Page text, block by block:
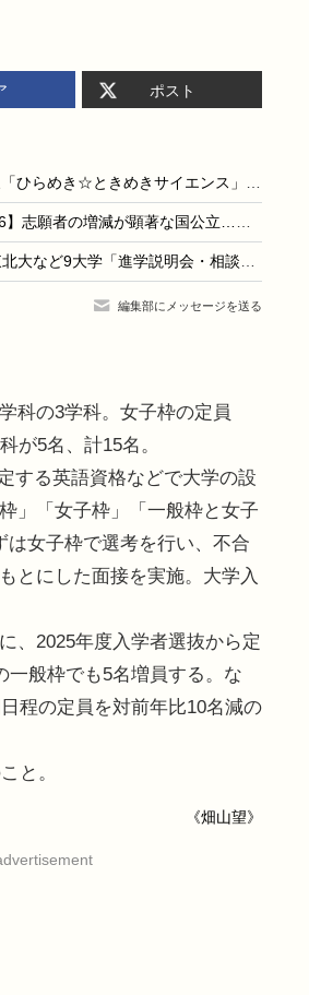
ポスト
小5-高校生対象「ひらめき☆ときめきサイエンス」大学の研究室で科学を体験
【大学受験2026】志願者の増減が顕著な国公立…横国1,281人減
【大学受験】東北大など9大学「進学説明会・相談会」全国5会場
編集部にメッセージを送る
科の3学科。女子枠の定員
が5名、計15名。
する英語資格などで大学の設
」「女子枠」「一般枠と女子
女子枠で選考を行い、不合
とにした面接を実施。大学入
、2025年度入学者選抜から定
一般枠でも5名増員する。な
程の定員を対前年比10名減の
と。
《畑山望》